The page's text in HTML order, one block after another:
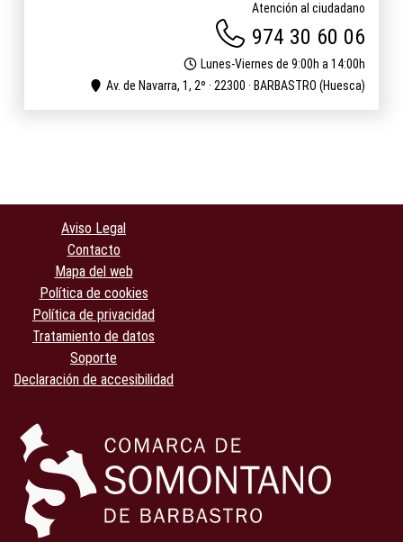
Atención al ciudadano
974 30 60 06
Lunes-Viernes de 9:00h a 14:00h
Av. de Navarra, 1, 2º · 22300 · BARBASTRO (Huesca)
Aviso Legal
Contacto
Mapa del web
Política de cookies
Política de privacidad
Tratamiento de datos
Soporte
Declaración de accesibilidad